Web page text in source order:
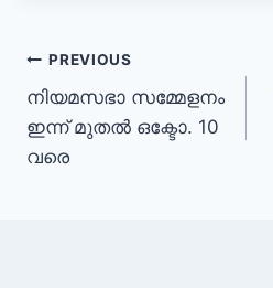
PREVIOUS
നിയമസഭാ സമ്മേളനം
ഇന്ന് മുതൽ ഒക്ടോ. 10
വരെ